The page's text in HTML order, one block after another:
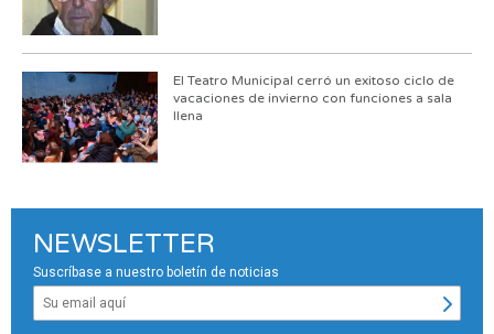
El Teatro Municipal cerró un exitoso ciclo de
vacaciones de invierno con funciones a sala
llena
NEWSLETTER
Suscríbase a nuestro boletín de noticias